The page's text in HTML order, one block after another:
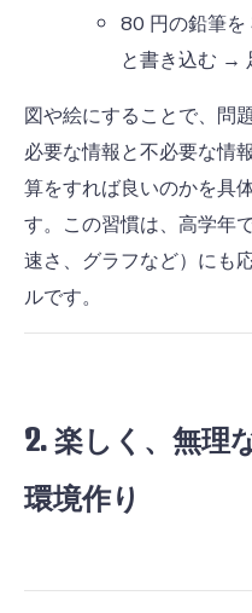
80 円の鉛筆を
と書き込む →
図や絵にすることで、問
必要な情報と不必要な情
算をすれば良いのかを具
す。この習慣は、高学年
速さ、グラフなど）にも
ルです。
2. 楽しく、無理
環境作り